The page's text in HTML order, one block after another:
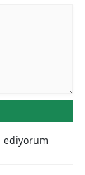
ediyorum